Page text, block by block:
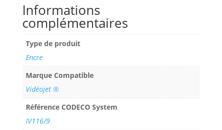
Informations
complémentaires
Type de produit
Encre
Marque Compatible
Vidéojet ®
Référence CODECO System
IV116/9